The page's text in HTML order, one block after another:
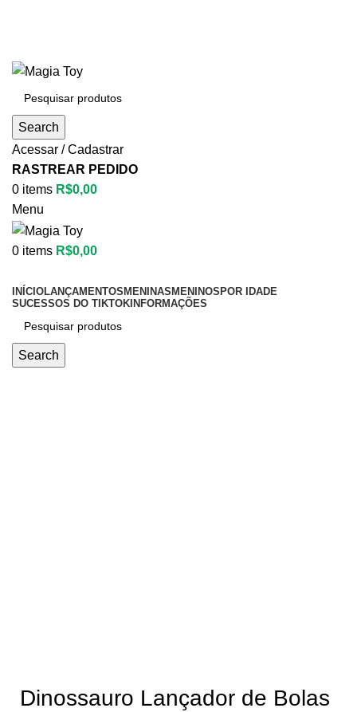
Search
Acessar / Cadastrar
RASTREAR PEDIDO
0 items R$0,00
Menu
0 items R$0,00
INÍCIOLANÇAMENTOSMENINASMENINOSPOR IDADE
SUCESSOS DO TIKTOKINFORMAÇÕES
Search
Dinossauro Lançador de Bolas